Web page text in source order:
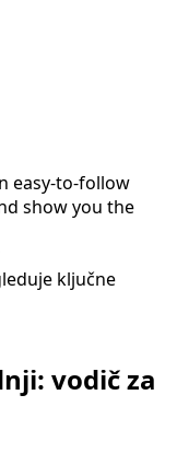
easy-to-follow
show you the
vodič za